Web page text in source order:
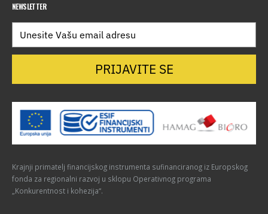
NEWSLETTER
PRIJAVITE SE
Krajnji primatelj financijskog instrumenta sufinanciranog iz Europskog
fonda za regionalni razvoj u sklopu Operativnog programa
„Konkurentnost i kohezija“.